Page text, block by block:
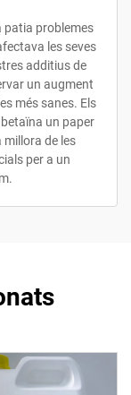
patia problemes
les seves
additius de
un augment
més sanes. Els
un paper
millora de les
per a un